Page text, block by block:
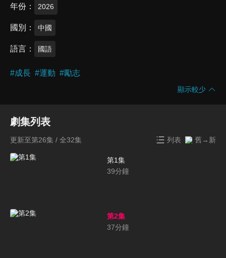
年份 2026
國別 中國
語言 國語
#成長 #運動 #勵志
顯示較少
劇集列表
更新至第26集 / 全32集 列表 舊→新
第1集
39分鐘
第2集
37分鐘